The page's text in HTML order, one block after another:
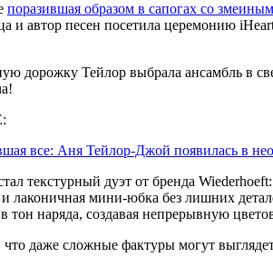
поразившая образом в сапогах со
и автор песен посетила церемонию
дорожку Тейлор выбрала ансамбль в
все: Аня Тейлор-Джой появилась в
текстурный дуэт от бренда
лаконичная мини-юбка без лишних
тон наряда, создавая непрерывную
что даже сложные фактуры могут